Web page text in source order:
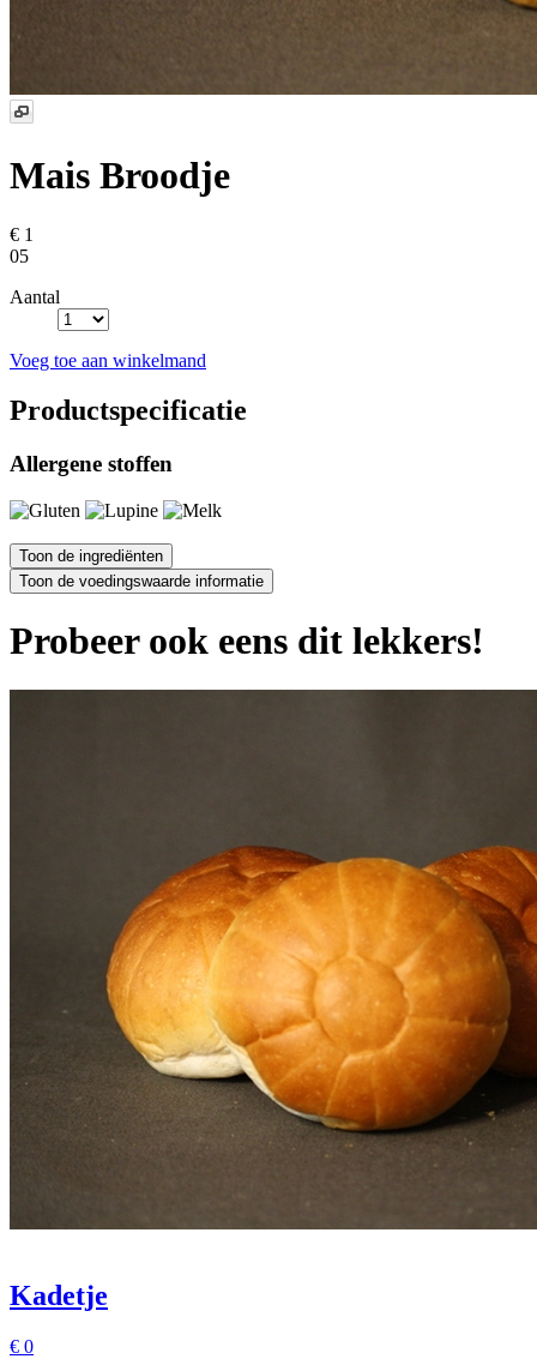
Mais Broodje
€ 1
05
Aantal
Voeg toe aan winkelmand
Productspecificatie
Allergene stoffen
Probeer ook eens dit lekkers!
Kadetje
€ 0